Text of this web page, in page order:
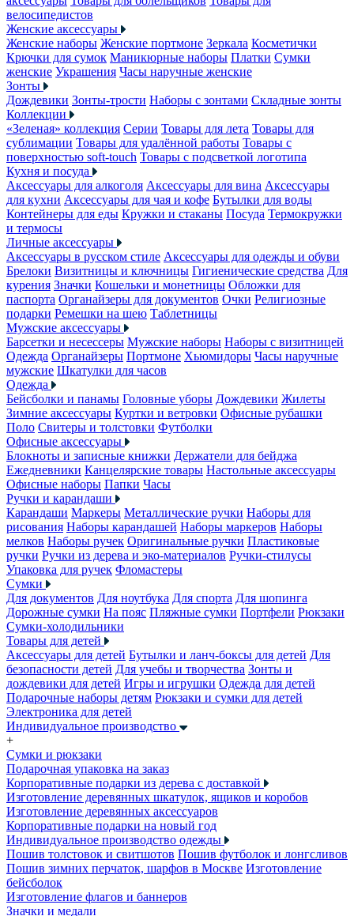
велосипедистов
Женские аксессуары
Женские наборы Женские портмоне Зеркала Косметички
Крючки для сумок Маникюрные наборы Платки Сумки
женские Украшения Часы наручные женские
Зонты
Дождевики Зонты-трости Наборы с зонтами Складные зонты
Коллекции
«Зеленая» коллекция Серии Товары для лета Товары для
сублимации Товары для удалённой работы Товары с
поверхностью soft-touch Товары с подсветкой логотипа
Кухня и посуда
Аксессуары для алкоголя Аксессуары для вина Аксессуары
для кухни Аксессуары для чая и кофе Бутылки для воды
Контейнеры для еды Кружки и стаканы Посуда Термокружки
и термосы
Личные аксессуары
Аксессуары в русском стиле Аксессуары для одежды и обуви
Брелоки Визитницы и ключницы Гигиенические средства Для
курения Значки Кошельки и монетницы Обложки для
паспорта Органайзеры для документов Очки Религиозные
подарки Ремешки на шею Таблетницы
Мужские аксессуары
Барсетки и несессеры Мужские наборы Наборы с визитницей
Одежда Органайзеры Портмоне Хьюмидоры Часы наручные
мужские Шкатулки для часов
Одежда
Бейсболки и панамы Головные уборы Дождевики Жилеты
Зимние аксессуары Куртки и ветровки Офисные рубашки
Поло Свитеры и толстовки Футболки
Офисные аксессуары
Блокноты и записные книжки Держатели для бейджа
Ежедневники Канцелярские товары Настольные аксессуары
Офисные наборы Папки Часы
Ручки и карандаши
Карандаши Маркеры Металлические ручки Наборы для
рисования Наборы карандашей Наборы маркеров Наборы
мелков Наборы ручек Оригинальные ручки Пластиковые
ручки Ручки из дерева и эко-материалов Ручки-стилусы
Упаковка для ручек Фломастеры
Сумки
Для документов Для ноутбука Для спорта Для шопинга
Дорожные сумки На пояс Пляжные сумки Портфели Рюкзаки
Сумки-холодильники
Товары для детей
Аксессуары для детей Бутылки и ланч-боксы для детей Для
безопасности детей Для учебы и творчества Зонты и
дождевики для детей Игры и игрушки Одежда для детей
Подарочные наборы детям Рюкзаки и сумки для детей
Электроника для детей
Индивидуальное производство
+
Сумки и рюкзаки
Подарочная упаковка на заказ
Корпоративные подарки из дерева с доставкой
Изготовление деревянных шкатулок, ящиков и коробов
Изготовление деревянных аксессуаров
Корпоративные подарки на новый год
Индивидуальное производство одежды
Пошив толстовок и свитшотов Пошив футболок и лонгсливов
Пошив зимних перчаток, шарфов в Москве Изготовление
бейсболок
Изготовление флагов и баннеров
Значки и медали